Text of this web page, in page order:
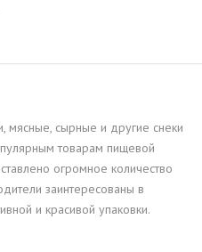
мясные, сырные и другие снеки
товарам пищевой
огромное количество
заинтересованы в
и красивой упаковки.